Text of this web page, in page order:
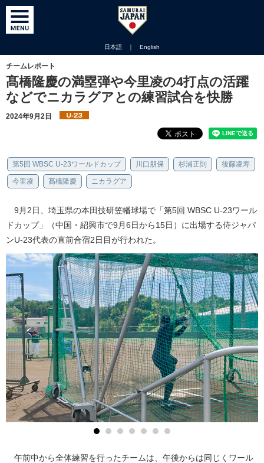
日本語 ｜ English
チームレポート
髙橋隆慶の満塁弾や今里凌の4打点の活躍
などでニカラグアとの練習試合を快勝
2024年9月2日
第5回 WBSC U-23ワールドカップ 川口朋保 杉浦正則 後藤凌寿
今里凌 髙橋隆慶 ニカラグア
9月2日、埼玉県の本田技研笠幡球場で「第5回 WBSC U-23ワール
ドカップ」（中国・紹興市で9月6日から15日）に出場する侍ジャパ
ンU-23代表の直前合宿2日目が行われた。
午前中から全体練習を行ったチームは、午後からは同じくワール